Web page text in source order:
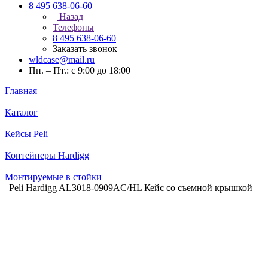
8 495 638-06-60
Назад
Телефоны
8 495 638-06-60
Заказать звонок
wldcase@mail.ru
Пн. – Пт.: с 9:00 до 18:00
Главная
Каталог
Кейсы Peli
Контейнеры Hardigg
Монтируемые в стойки
Peli Hardigg AL3018-0909AC/HL Кейс со съемной крышкой